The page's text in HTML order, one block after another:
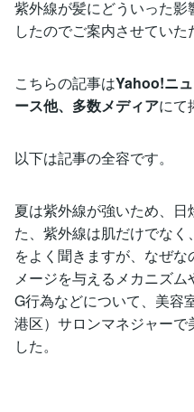
紫外線が髪にどういった影
したのでご案内させていた
こちらの記事はYahoo!ニ
ース他、多数メディアにて
以下は記事の全容です。
夏は紫外線が強いため、日
た、紫外線は肌だけでな
をよく聞きますが、なぜ
メージを与えるメカニズ
G行為などについて、美容
港区）サロンマネジャーで
した。